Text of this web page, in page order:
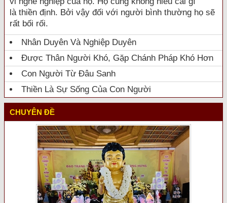
là thiền định. Bởi vậy đối với người bình thường họ sẽ
rất bối rối.
Nhân Duyên Và Nghiệp Duyên
Được Thân Người Khó, Gặp Chánh Pháp Khó Hơn
Con Người Từ Đâu Sanh
Thiền Là Sự Sống Của Con Người
CHUYÊN ĐỀ